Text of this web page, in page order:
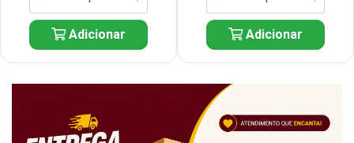
Adicionar Adicionar